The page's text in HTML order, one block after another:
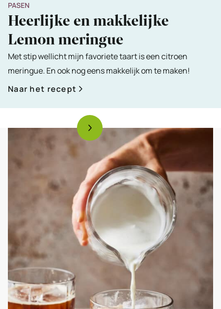
PASEN
Heerlijke en makkelijke
Lemon meringue
Met stip wellicht mijn favoriete taart is een citroen
meringue. En ook nog eens makkelijk om te maken!
Naar het recept